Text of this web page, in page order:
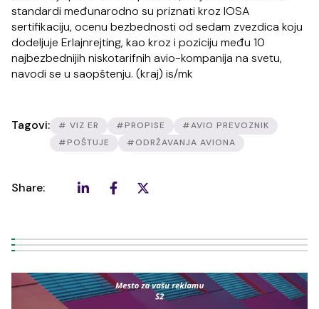
standardi međunarodno su priznati kroz IOSA
sertifikaciju, ocenu bezbednosti od sedam zvezdica koju
dodeljuje Erlajnrejting, kao kroz i poziciju među 10
najbezbednijih niskotarifnih avio-kompanija na svetu,
navodi se u saopštenju. (kraj) is/mk
Tagovi: # VIZ ER #PROPISE
#AVIO PREVOZNIK
#POŠTUJE
#ODRŽAVANJA AVIONA
Share: